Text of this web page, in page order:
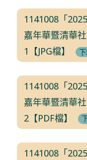
1141008「
嘉年華暨清華
1【JPG檔】
下
1141008「
嘉年華暨清華
2【PDF檔】
1141008「